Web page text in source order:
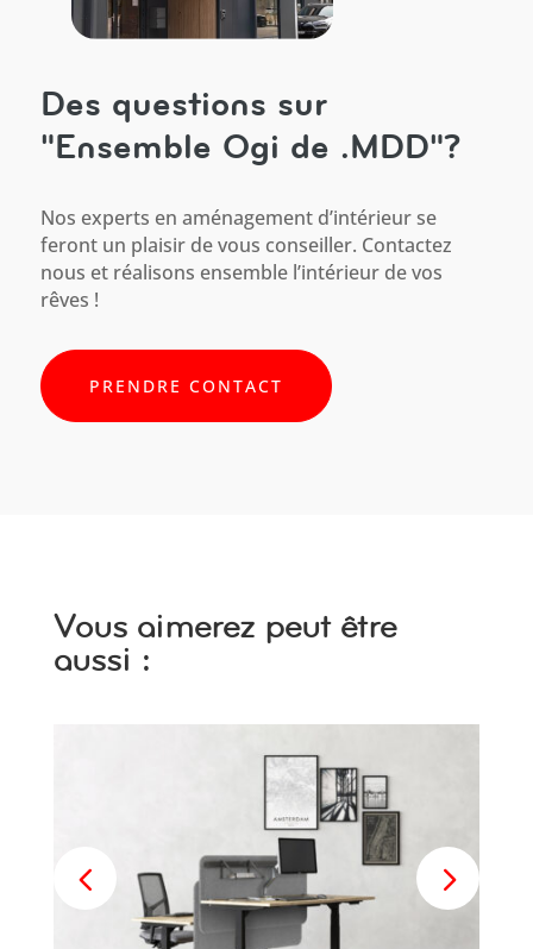
Des questions sur
"Ensemble Ogi de .MDD"?
Nos experts en aménagement d’intérieur se
feront un plaisir de vous conseiller. Contactez
nous et réalisons ensemble l’intérieur de vos
rêves !
PRENDRE CONTACT
Vous aimerez peut être
aussi :